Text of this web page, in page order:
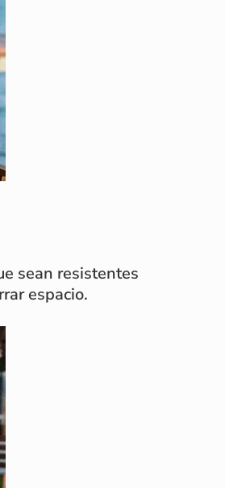
sean resistentes
espacio.